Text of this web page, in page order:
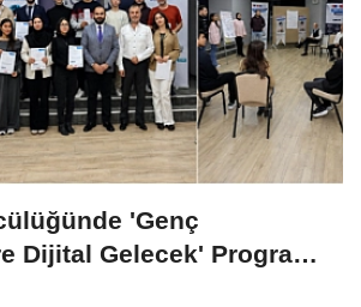
'Genç
Dijital Gelecek' Programı